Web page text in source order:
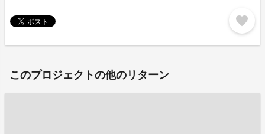
favorite
このプロジェクトの他のリターン